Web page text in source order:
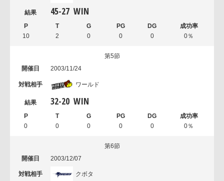
45-27 WIN
10 2 0 0 0 0％
第5節
2003/11/24
ワールド
32-20 WIN
0 0 0 0 0 0％
第6節
2003/12/07
クボタ